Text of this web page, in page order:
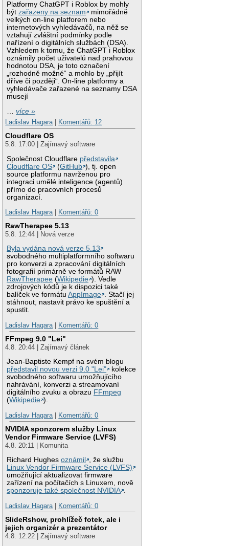
Platformy ChatGPT i Roblox by mohly
býtzařazeny na seznam
mimořádně
velkých on-line platforem nebo
internetových vyhledávačů, na něž se
vztahují zvláštní podmínky podle
nařízení o digitálních službách (DSA).
Vzhledem k tomu, že ChatGPT i Roblox
oznámily počet uživatelů nad prahovou
hodnotou DSA, je toto označení
„rozhodně možné“ a mohlo by „přijít
dříve či později“. On-line platformy a
vyhledávače zařazené na seznamy DSA
musejí
…více »
Ladislav Hagara| Komentářů: 12
Cloudflare OS
5.8. 17:00 | Zajímavý software
Společnost Cloudflare představila
Cloudflare OS
(GitHub ), tj. open
source platformu navrženou pro
integraci umělé inteligence (agentů)
přímo do pracovních procesů
organizací.
Ladislav Hagara| Komentářů: 0
RawTherapee 5.13
5.8. 12:44 | Nová verze
Byla vydána nová verze 5.13
svobodného multiplatformního softwaru
pro konverzi a zpracování digitálních
fotografií primárně ve formátů RAW
RawTherapee (Wikipedie ). Vedle
zdrojových kódů je k dispozici také
balíček ve formátuAppImage . Stačí jej
stáhnout, nastavit právo ke spuštění a
spustit.
Ladislav Hagara| Komentářů: 0
FFmpeg 9.0 "Lei"
4.8. 20:44 | Zajímavý článek
Jean-Baptiste Kempf na svém blogu
představil novou verzi 9.0 "Lei"
kolekce
svobodného softwaru umožňujícího
nahrávání, konverzi a streamovaní
digitálního zvuku a obrazu FFmpeg
(Wikipedie ).
Ladislav Hagara| Komentářů: 0
NVIDIA sponzorem služby Linux
Vendor Firmware Service (LVFS)
4.8. 20:11 | Komunita
Richard Hughesoznámil
, že službu
Linux Vendor Firmware Service (LVFS)
umožňující aktualizovat firmware
zařízení na počítačích s Linuxem, nově
sponzoruje také společnost NVIDIA .
Ladislav Hagara| Komentářů: 0
SlideRshow, prohlížeč fotek, ale i
jejich organizér a prezentátor
4.8. 12:22 | Zajímavý software